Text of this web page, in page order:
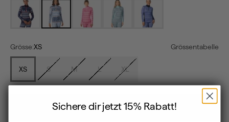
dark navy blue
iris prism wave roy
Grösse:XS Grössentabelle
XS S M L XL
In den Warenkorb
Sichere dir jetzt 15% Rabatt!